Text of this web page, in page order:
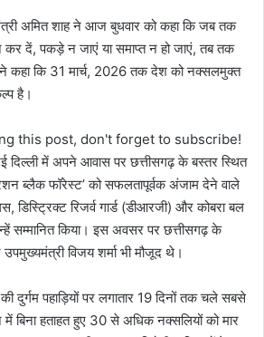
अमित शाह ने आज बुधवार को कहा कि जब तक
दें, पकड़े न जाएं या समाप्त न हो जाएं, तब तक
कहा कि 31 मार्च, 2026 तक देश को नक्सलमुक्त
है।
this post, don't forget to subscribe!
दिल्ली में अपने आवास पर छत्तीसगढ़ के बस्तर स्थित
ब्लैक फॉरेस्ट’ को सफलतापूर्वक अंजाम देने वाले
डिस्ट्रिक्ट रिजर्व गार्ड (डीआरजी) और कोबरा बल
सम्मानित किया। इस अवसर पर छत्तीसगढ़ के
विजय शर्मा भी मौजूद थे।
दुर्गम पहाड़ियों पर लगातार 19 दिनों तक चले सबसे
बिना हताहत हुए 30 से अधिक नक्सलियों को मार